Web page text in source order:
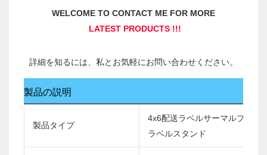
製品の説明
製品タイプ
4x6配送ラベルサーマルプリン
ラベルスタンド